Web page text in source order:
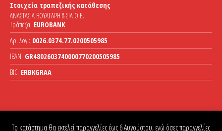
Το κατάστημα θα εκτελεί παραγγελίες έως 6 Αυγούστου, ενώ όσες παραγγελίες
Στοιχεία τραπεζικής κατάθεσης
ΑΝΑΣΤΑΣΙΑ ΒΟΥΛΓΑΡΗ & ΣΙΑ Ο.Ε.:
Τράπεζα: EUROBANK
Αρ. λογ.: 0026.0374.77.0200505985
IBAN: GR4802603740000770200505985
BIC: ERBKGRAA